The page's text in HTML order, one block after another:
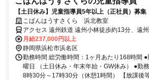
【土日休み】児童指導員5年以上（正社員）募
イ こぱんはうすさくら 浜北教室
アクセス 遠州鉄道 遠州小林徒歩約13分、遠
約25分、遠州鉄道 遠州芝本徒歩約31分
月給237,000円以上
静岡県浜松市浜名区
勤務時間 総労働時間：1ヶ月あたり168時間
曜日 （土日休み・年末年始・GW休み） ●勤
8時30分～17時30分（休憩1時間） 【放課後